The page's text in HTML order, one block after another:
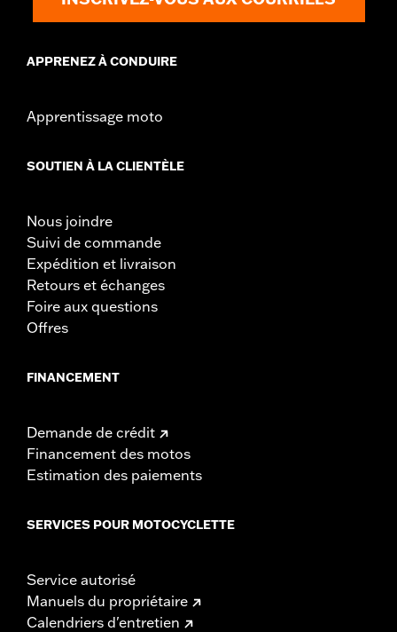
APPRENEZ À CONDUIRE
Apprentissage moto
SOUTIEN À LA CLIENTÈLE
Nous joindre
Suivi de commande
Expédition et livraison
Retours et échanges
Foire aux questions
Offres
FINANCEMENT
Demande de crédit
Financement des motos
Estimation des paiements
SERVICES POUR MOTOCYCLETTE
Service autorisé
Manuels du propriétaire
Calendriers d'entretien